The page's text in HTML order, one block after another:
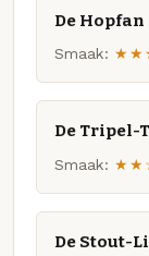
De Hopfan
Smaak:
De Tripel-
Smaak:
De Stout-